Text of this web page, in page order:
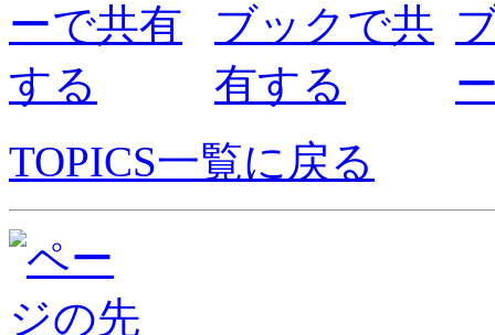
TOPICS一覧に戻る